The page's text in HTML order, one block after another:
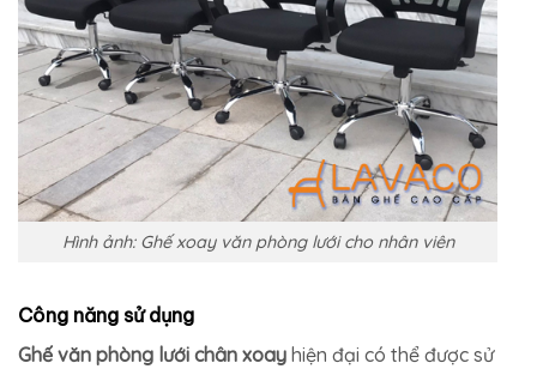
Hình ảnh: Ghế xoay văn phòng lưới cho nhân viên
Công năng sử dụng
Ghế văn phòng lưới chân xoay hiện đại có thể được sử